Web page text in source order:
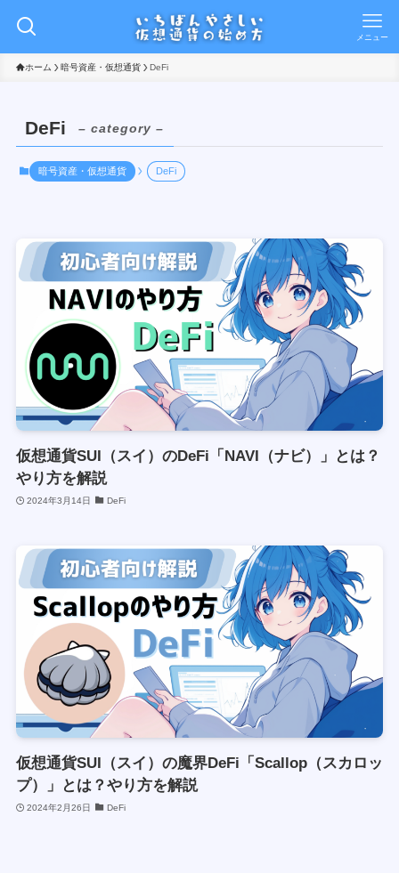
メニュー
ホーム 暗号資産・仮想通貨 DeFi
DeFi – category –
暗号資産・仮想通貨 DeFi
仮想通貨SUI（スイ）のDeFi「NAVI（ナビ）」とは？
やり方を解説
2024年3月14日 DeFi
仮想通貨SUI（スイ）の魔界DeFi「Scallop（スカロッ
プ）」とは？やり方を解説
2024年2月26日 DeFi